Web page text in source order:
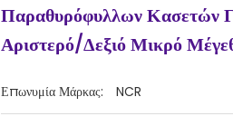
Παραθυρόφυλλων Κασετών
Αριστερό/δεξιό Μικρό
Επωνυμία Μάρκας: NCR